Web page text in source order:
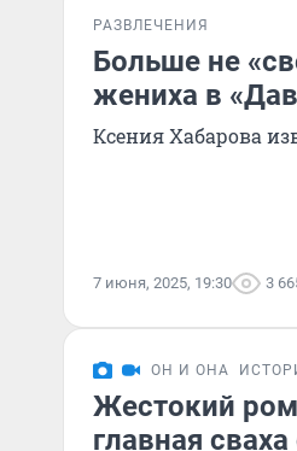
РАЗВЛЕЧЕНИЯ
Больше не
жениха в
Ксения Хабарова
7 июня, 2025, 19:30 3
ОН И ОНА
Жестокий
главная